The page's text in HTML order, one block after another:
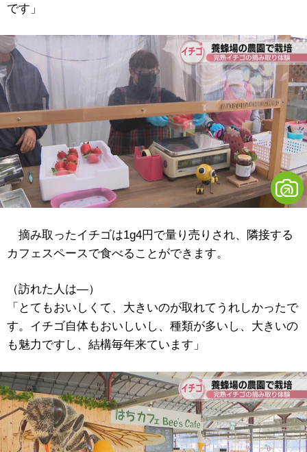
です」
摘み取ったイチゴは1g4円で量り売りされ、隣接する
カフェスペースで食べることができます。
（訪れた人は―）
「とてもおいしくて、大きいのが取れてうれしかったで
す。イチゴ自体もおいしいし、種類が多いし、大きいの
も魅力ですし、結構毎年来ています」